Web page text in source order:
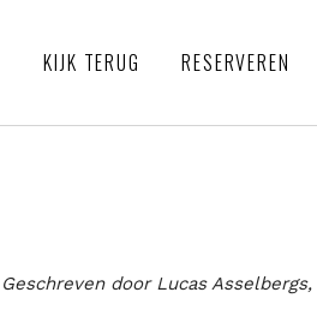
KIJK TERUG RESERVEREN
Geschreven door Lucas